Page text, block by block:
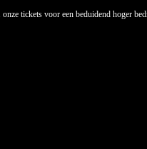
tickets voor een beduidend hoger